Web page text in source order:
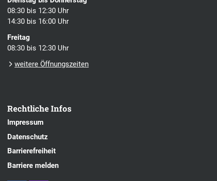
08:30 bis 12:30 Uhr
14:30 bis 16:00 Uhr
Freitag
08:30 bis 12:30 Uhr
weitere Öffnungszeiten
Rechtliche Infos
Impressum
Datenschutz
Barrierefreiheit
Barriere melden